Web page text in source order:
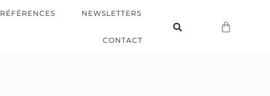
RÉFÉRENCES NEWSLETTERS
CONTACT